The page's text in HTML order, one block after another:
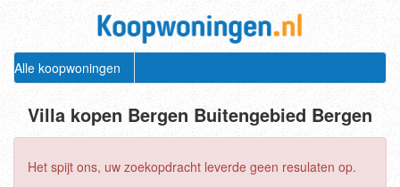
Alle koopwoningen
Villa kopen Bergen Buitengebied Bergen
Het spijt ons, uw zoekopdracht leverde geen resulaten op.